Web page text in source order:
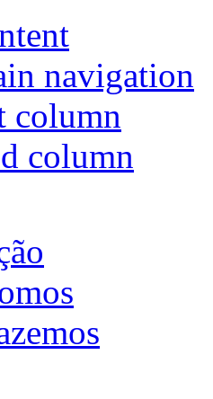
navigation
column
column